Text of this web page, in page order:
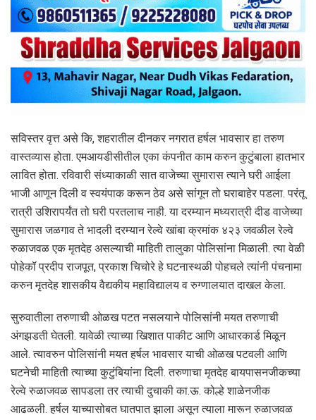
सविस्तर वृत्त असे कि, शहरातील दीनकर नगरात हर्षल भावसार हा तरुण
वास्तव्यास होता. एमआयडीसीतील एका कंपनीत काम करुन कुटुंबाला हातभार
लावित होता. रविवारी संध्याकाळी सात वाजेच्या सुमारास त्याने घरी आईला
भाजी आणून दिली व स्वयंपाक करून ठेव असे सांगून तो घराबाहेर पडला. परंतू
रात्री उशिरापर्यंत तो घरी परतलाच नाही. या दरम्यान मध्यरात्री दीड वाजेच्या
सुमारास जळगाव ते भादली दरम्यान रेल्वे खांबा क्रमांक ४२३ जवळील रेल्वे
रुळाजवळ एक मृतदेह असल्याची माहिती तालुका पोलिसांना मिळाली. त्या वेळी
पोहेकॉ प्रदीप राजपूत, प्रकाश चिचोरे हे घटनास्थळी पोहचले त्यांनी पंचनामा
करुन मृतदेह शासकीय वैद्यकीय महाविद्यालय व रुग्णालयात दाखल केला.
सुरुवातीला तरुणाची ओळख पटत नसलयाने पोलिसांनी मयत तरुणाची
अंगझडती घेतली. यावेळी त्याच्या खिशात पाकीट आणि आधारकार्ड मिळून
आले. त्यावरुन पोलिसांनी मयत हर्षल भावसार याची ओळख पटवली आणि
घटनेची माहिती त्याच्या कुटुंबियांना दिली. तरुणाचा मृतदेह बायपासनजीकच्या
रेल्वे रुळाजवळ सापडला तर त्याची दुचाकी का.ऊ. कोल्हे शाळेनजीक
आढळली. हर्षल याच्यासोबत घातपात झाला असून त्याला मारून रुळाजवळ